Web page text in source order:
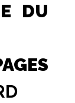
DU